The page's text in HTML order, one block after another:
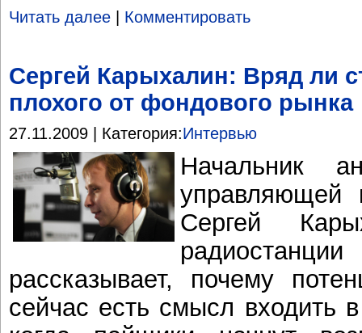
Читать далее Комментировать
Сергей Карыхалин: Вряд ли
плохого от фондового рынка
27.11.2009 | Категория:Интервью
Начальник
управляющей
Сергей
рассказывает, почему
сейчас есть смысл входить